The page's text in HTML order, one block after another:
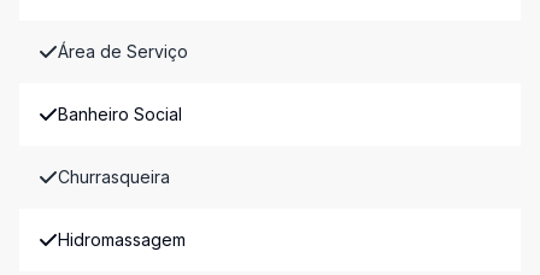
Área de Serviço
Banheiro Social
Churrasqueira
Hidromassagem